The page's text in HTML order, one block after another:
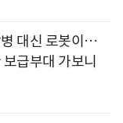
대신 로봇이…
급부대 가보니